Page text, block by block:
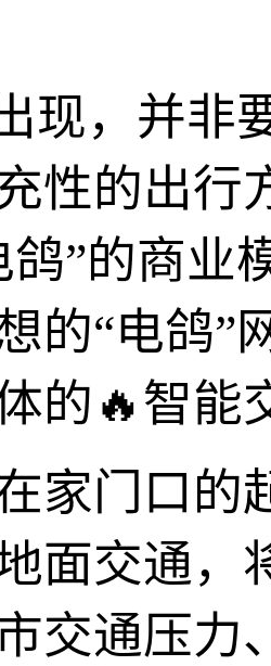
现，并非
性的出行
鸽”的商业
的“电鸽”
的🔥智能
家门口的
面交通，
交通压力